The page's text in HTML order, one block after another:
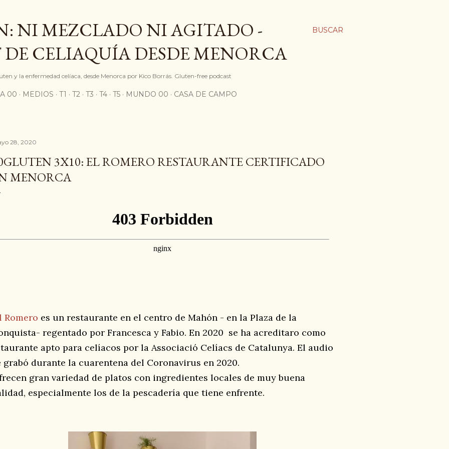
BUSCAR
NI MEZCLADO NI AGITADO -
DE CELIAQUÍA DESDE MENORCA
y la enfermedad celíaca, desde Menorca por Kico Borrás. Gluten-free podcast
00 MEDIOS T1 T2 T3 T4 T5 MUNDO 00 CASA DE CAMPO
28, 2020
3X10: EL ROMERO RESTAURANTE CERTIFICADO
MENORCA
Romero es un restaurante en el centro de Mahón - en la Plaza de la
regentado por Francesca y Fabio. En 2020 se ha acreditaro como
apto para celíacos por la Associació Celíacs de Catalunya. El audio
grabó durante la cuarentena del Coronavirus en 2020.
gran variedad de platos con ingredientes locales de muy buena
especialmente los de la pescadería que tiene enfrente.